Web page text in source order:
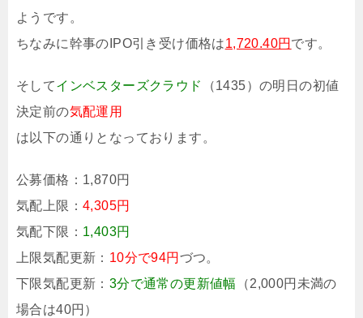
ようです。
ちなみに幹事のIPO引き受け価格は1,720.40円 です。
そしてインベスターズクラウド
（1435）の明日の初値
決定前の気配運用
は以下の通りとなっております。
公募価格： 1,870円
気配上限： 4,305円
気配下限： 1,403円
上限気配更新： 10分で94円 づつ。
下限気配更新： 3分で通常の更新値幅
（2,000円未満の
場合は40円）